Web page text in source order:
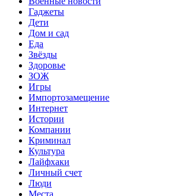
Гаджеты
Дети
Дом и сад
Еда
Звёзды
Здоровье
ЗОЖ
Игры
Импортозамещение
Интернет
Истории
Компании
Криминал
Культура
Лайфхаки
Личный счет
Люди
Места